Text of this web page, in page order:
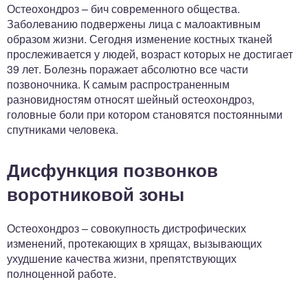
Остеохондроз – бич современного общества.
Заболеванию подвержены лица с малоактивным
образом жизни. Сегодня изменение костных тканей
прослеживается у людей, возраст которых не достигает
39 лет. Болезнь поражает абсолютно все части
позвоночника. К самым распространенным
разновидностям относят шейный остеохондроз,
головные боли при котором становятся постоянными
спутниками человека.
Дисфункция позвонков
воротниковой зоны
Остеохондроз – совокупность дистрофических
изменений, протекающих в хрящах, вызывающих
ухудшение качества жизни, препятствующих
полноценной работе.